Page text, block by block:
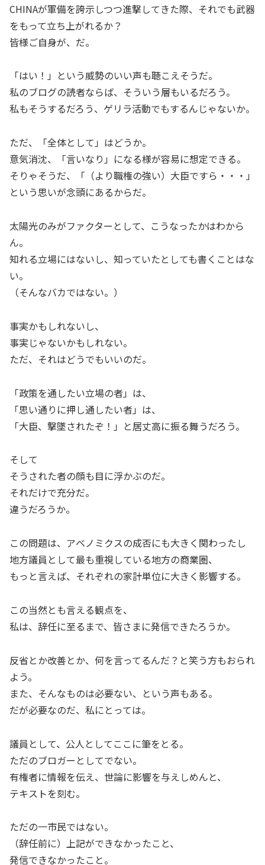
CHINAが軍備を誇示しつつ進撃してきた際、それでも武器
をもって立ち上がれるか？
皆様ご自身が、だ。
「はい！」という威勢のいい声も聴こえそうだ。
私のブログの読者ならば、そういう層もいるだろう。
私もそうするだろう、ゲリラ活動でもするんじゃないか。
ただ、「全体として」はどうか。
意気消沈、「言いなり」になる様が容易に想定できる。
そりゃそうだ、「（より職権の強い）大臣ですら・・・」
という思いが念頭にあるからだ。
太陽光のみがファクターとして、こうなったかはわから
ん。
知れる立場にはないし、知っていたとしても書くことはな
い。
（そんなバカではない。）
事実かもしれないし、
事実じゃないかもしれない。
ただ、それはどうでもいいのだ。
「政策を通したい立場の者」は、
「思い通りに押し通したい者」は、
「大臣、撃墜されたぞ！」と居丈高に振る舞うだろう。
そして
そうされた者の顔も目に浮かぶのだ。
それだけで充分だ。
違うだろうか。
この問題は、アベノミクスの成否にも大きく関わったし
地方議員として最も重視している地方の商業圏、
もっと言えば、それぞれの家計単位に大きく影響する。
この当然とも言える観点を、
私は、辞任に至るまで、皆さまに発信できたろうか。
反省とか改善とか、何を言ってるんだ？と笑う方もおられ
よう。
また、そんなものは必要ない、という声もある。
だが必要なのだ、私にとっては。
議員として、公人としてここに筆をとる。
ただのブロガーとしてでない。
有権者に情報を伝え、世論に影響を与えしめんと、
テキストを刻む。
ただの一市民ではない。
（辞任前に）上記ができなかったこと、
発信できなかったこと。